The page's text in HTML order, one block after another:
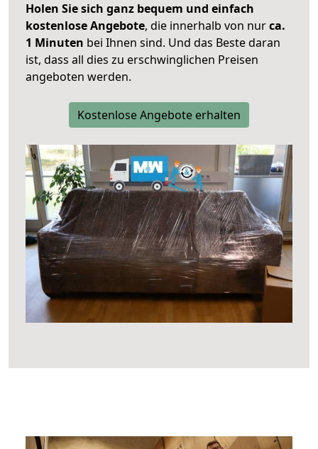
Holen Sie sich ganz bequem und einfach
kostenlose Angebote, die innerhalb von nurca.
1 Minuten bei Ihnen sind. Und das Beste daran
ist, dass all dies zu erschwinglichen Preisen
angeboten werden.
Kostenlose Angebote erhalten